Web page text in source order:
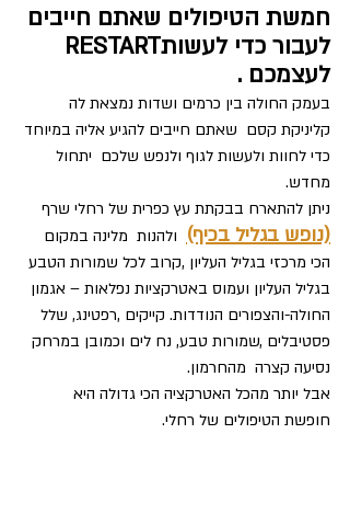
חמשת הטיפולים שאתם חייבים
לעצמכם .
בעמק החולה בין כרמים ושדות נמצאת לה
קליניקת קסם  שאתם חייבים להגיע אליה במיוחד
כדי לחוות ולעשות לגוף ולנפש שלכם  יתחול
מחדש.
ניתן להתארח בבקתת עץ כפרית של רחלי שרף
(נופש בגליל בכיף)
  ולהנות  מלינה במקום
הכי מרכזי בגליל העליון ,קרוב לכל שמורות הטבע
בגליל העליון ועמוס באטרקציות נפלאות – אגמון
החולה-והצפורים הנודדות. קייקים ,רפטינג, שלל
פסטיבלים ,שמורות טבע, נח לים וכמובן במרחק
נסיעה קצרה  מהחרמון.
אבל יותר מהכל האטרקציה הכי גדולה היא
חופשת הטיפולים של רחלי.